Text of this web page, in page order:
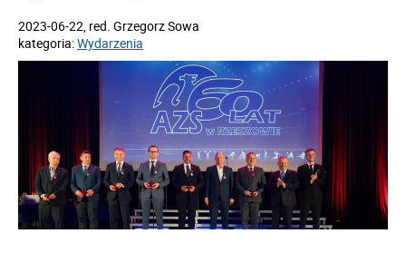
2023-06-22, red. Grzegorz Sowa
kategoria:Wydarzenia